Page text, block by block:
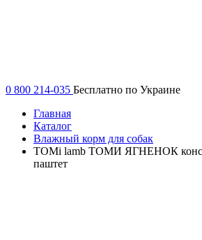
0 800 214-035 Бесплатно по Украине
Главная
Каталог
Влажный корм для собак
TOMi lamb ТОМИ ЯГНЕНОК
паштет